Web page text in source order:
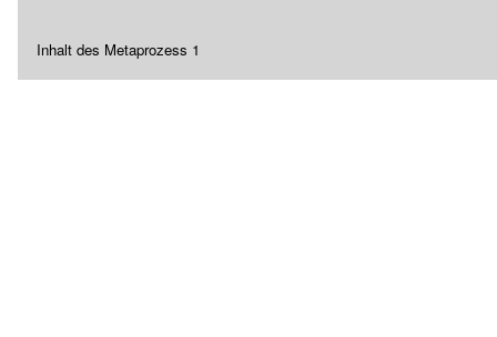
Inhalt des Metaprozess 1